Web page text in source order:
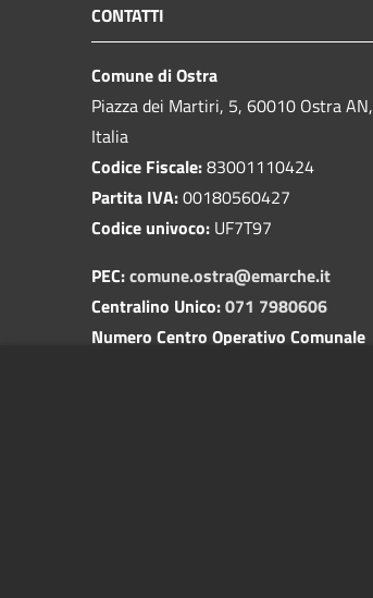
CONTATTI
Comune di Ostra
Piazza dei Martiri, 5, 60010 Ostra AN,
Italia
Codice Fiscale:83001110424
Partita IVA:00180560427
Codice univoco: UF7T97
PEC:comune.ostra@emarche.it
Centralino Unico:071 7980606
Numero Centro Operativo Comunale